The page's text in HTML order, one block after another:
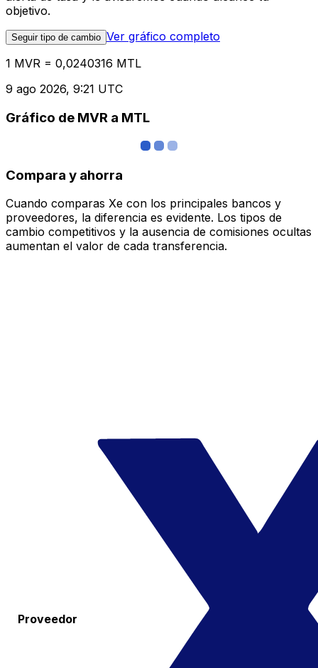
objetivo.
Seguir tipo de cambio Ver gráfico completo
1 MVR = 0,0240316 MTL
9 ago 2026, 9:21 UTC
Gráfico de MVR a MTL
Compara y ahorra
Cuando comparas Xe con los principales bancos y
proveedores, la diferencia es evidente. Los tipos de
cambio competitivos y la ausencia de comisiones ocultas
aumentan el valor de cada transferencia.
Proveedor